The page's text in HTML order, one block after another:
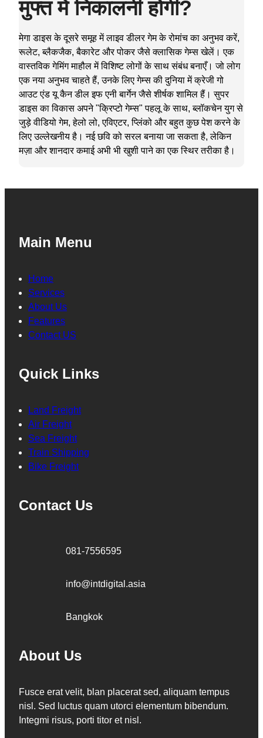
मुफ्त में निकालनी होगी?
मेगा डाइस के दूसरे समूह में लाइव डीलर गेम के रोमांच का अनुभव करें,
रूलेट, ब्लैकजैक, बैकारेट और पोकर जैसे क्लासिक गेम्स खेलें। एक
वास्तविक गेमिंग माहौल में विशिष्ट लोगों के साथ संबंध बनाएँ। जो लोग
एक नया अनुभव चाहते हैं, उनके लिए गेम्स की दुनिया में क्रेजी गो
आउट एंड यू कैन डील इफ एनी बार्गेन जैसे शीर्षक शामिल हैं। सुपर
डाइस का विकास अपने "क्रिप्टो गेम्स" पहलू के साथ, ब्लॉकचेन युग से
जुड़े वीडियो गेम, हेलो लो, एविएटर, प्लिंको और बहुत कुछ पेश करने के
लिए उल्लेखनीय है। नई छवि को सरल बनाया जा सकता है, लेकिन
मज़ा और शानदार कमाई अभी भी खुशी पाने का एक स्थिर तरीका है।
Main Menu
Home
Services
About Us
Features
Contact US
Quick Links
Land Freight
Air Freight
Sea Freight
Train Shipping
Bike Freight
Contact Us
081-7556595
info@intdigital.asia
Bangkok
About Us
Fusce erat velit, blan placerat sed, aliquam tempus
nisl. Sed luctus quam utorci elementum bibendum.
Integmi risus, porti titor et nisl.